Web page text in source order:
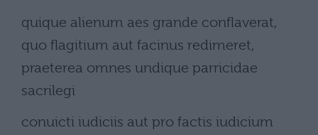
quique alienum aes grande conflaverat,
quo flagitium aut facinus redimeret,
praeterea omnes undique parricidae
sacrilegi
conuicti iudiciis aut pro factis iudicium